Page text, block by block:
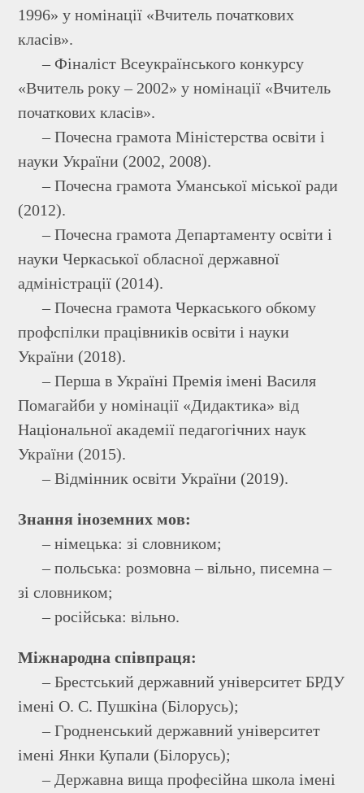
1996» у номінації «Вчитель початкових
класів».
– Фіналіст Всеукраїнського конкурсу
«Вчитель року – 2002» у номінації «Вчитель
початкових класів».
– Почесна грамота Міністерства освіти і
науки України (2002, 2008).
– Почесна грамота Уманської міської ради
(2012).
– Почесна грамота Департаменту освіти і
науки Черкаської обласної державної
адміністрації (2014).
– Почесна грамота Черкаського обкому
профспілки працівників освіти і науки
України (2018).
– Перша в Україні Премія імені Василя
Помагайби у номінації «Дидактика» від
Національної академії педагогічних наук
України (2015).
– Відмінник освіти України (2019).
Знання іноземних мов:
– німецька: зі словником;
– польська: розмовна – вільно, писемна –
зі словником;
– російська: вільно.
Міжнародна співпраця:
– Брестський державний університет БРДУ
імені О. С. Пушкіна (Білорусь);
– Гродненський державний університет
імені Янки Купали (Білорусь);
– Державна вища професійна школа імені